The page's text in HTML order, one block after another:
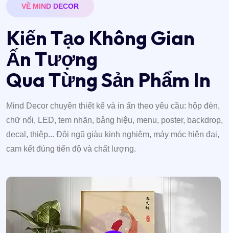
VỀ MIND DECOR
KiếnTạo Không Gian
ẤnTượng
QuaTừngSản Phẩm In
Mind Decor chuyên thiết kế và in ấn theo yêu cầu: hộp đèn,
chữ nổi, LED, tem nhãn, bảng hiệu, menu, poster, backdrop,
decal, thiệp... Đội ngũ giàu kinh nghiệm, máy móc hiện đại,
cam kết đúng tiến độ và chất lượng.